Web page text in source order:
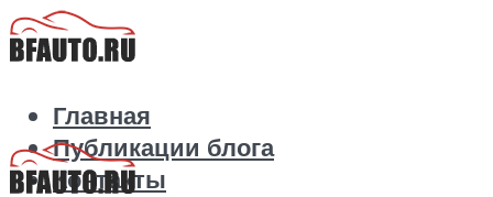
Главная
Публикации блога
Контакты